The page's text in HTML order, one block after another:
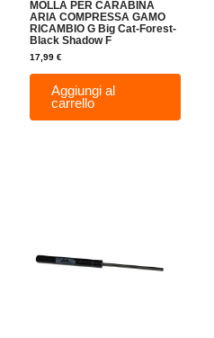
MOLLA PER CARABINA
ARIA COMPRESSA GAMO
RICAMBIO G Big Cat-Forest-
Black Shadow F
17,99€
Aggiungi al
carrello